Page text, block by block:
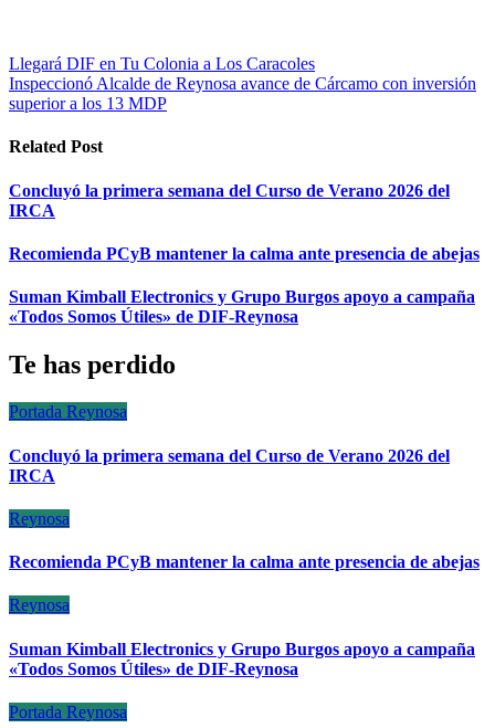
Navegación
de
Llegará DIF en Tu Colonia a Los Caracoles
Inspeccionó Alcalde de Reynosa avance de Cárcamo con inversión
superior a los 13 MDP
Related Post
Concluyó la primera semana del Curso de Verano 2026 del
IRCA
Recomienda PCyB mantener la calma ante presencia de abejas
Suman Kimball Electronics y Grupo Burgos apoyo a campaña
«Todos Somos Útiles» de DIF-Reynosa
Te has perdido
Portada Reynosa
Concluyó la primera semana del Curso de Verano 2026 del
IRCA
Reynosa
Recomienda PCyB mantener la calma ante presencia de abejas
Reynosa
Suman Kimball Electronics y Grupo Burgos apoyo a campaña
«Todos Somos Útiles» de DIF-Reynosa
Portada Reynosa